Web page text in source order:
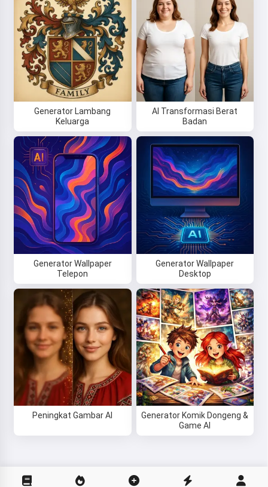
Generator Lambang
Keluarga
AI Transformasi Berat
Badan
Generator Wallpaper
Telepon
Generator Wallpaper
Desktop
Peningkat Gambar AI
Generator Komik Dongeng &
Game AI